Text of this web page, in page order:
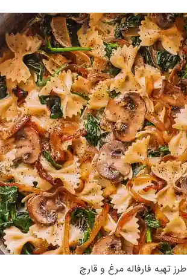
طرز تهیه فارفاله مرغ و قارچ